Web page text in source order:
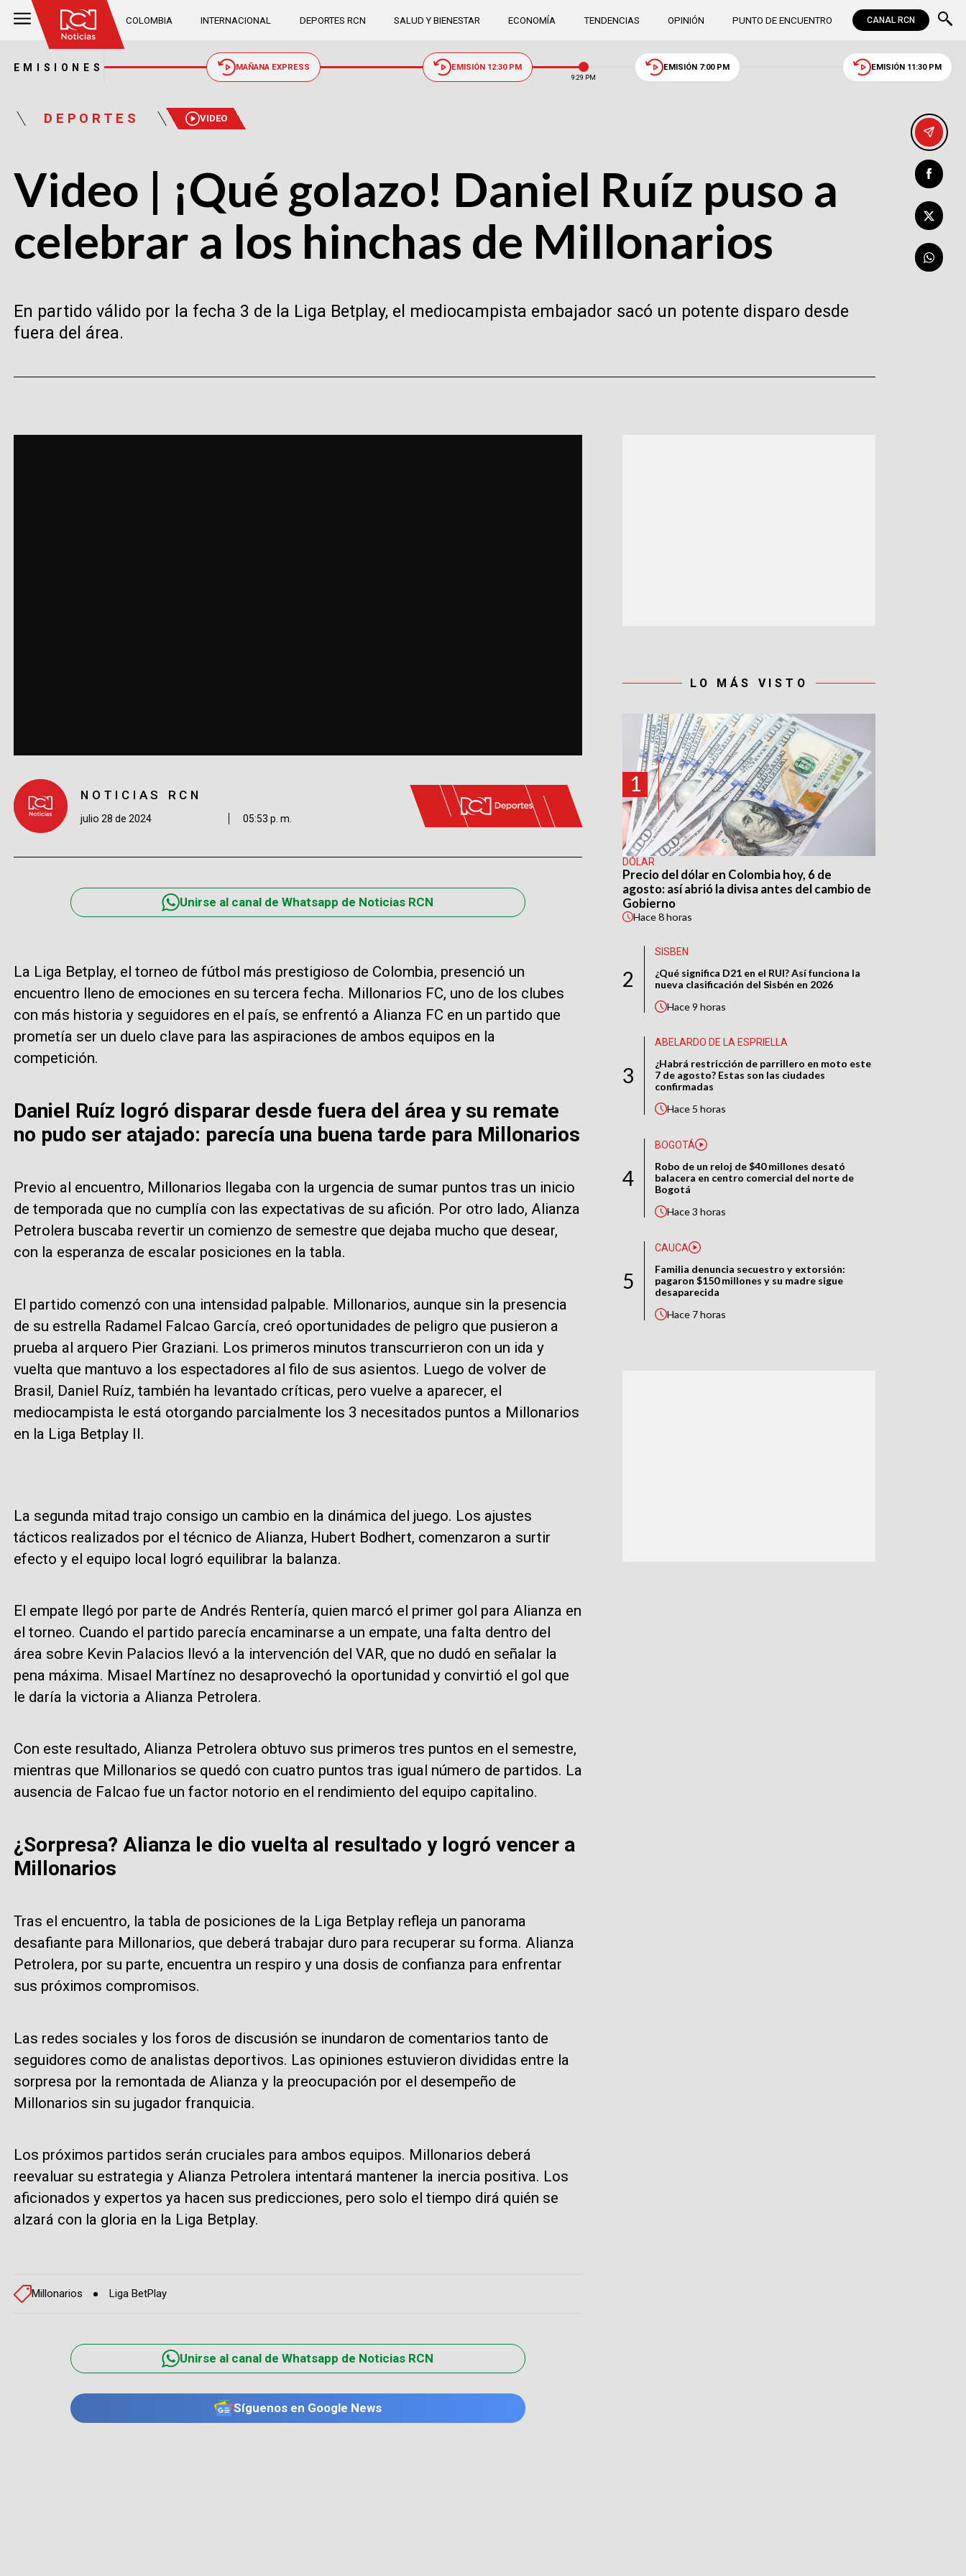
COLOMBIA INTERNACIONAL DEPORTES RCN SALUD Y BIENESTAR ECONOMÍA TENDENCIAS OPINIÓN PUNTO DE ENCUENTRO CANAL RCN
EMISIONES MAÑANA EXPRESS EMISIÓN 12:30 PM
9:29 PM
EMISIÓN 7:00 PM EMISIÓN 11:30 PM
DEPORTES VIDEO
Video | ¡Qué golazo! Daniel Ruíz puso a
celebrar a los hinchas de Millonarios
En partido válido por la fecha 3 de la Liga Betplay, el mediocampista embajador sacó un potente disparo desde
fuera del área.
NOTICIAS RCN
julio 28 de 2024 05:53 p. m.
Unirse al canal de Whatsapp de Noticias RCN
La Liga Betplay, el torneo de fútbol más prestigioso de Colombia, presenció un
encuentro lleno de emociones en su tercera fecha. Millonarios FC, uno de los clubes
con más historia y seguidores en el país, se enfrentó a Alianza FC en un partido que
prometía ser un duelo clave para las aspiraciones de ambos equipos en la
competición.
Daniel Ruíz logró disparar desde fuera del área y su remate
no pudo ser atajado: parecía una buena tarde para Millonarios
Previo al encuentro, Millonarios llegaba con la urgencia de sumar puntos tras un inicio
de temporada que no cumplía con las expectativas de su afición. Por otro lado, Alianza
Petrolera buscaba revertir un comienzo de semestre que dejaba mucho que desear,
con la esperanza de escalar posiciones en la tabla.
El partido comenzó con una intensidad palpable. Millonarios, aunque sin la presencia
de su estrella Radamel Falcao García, creó oportunidades de peligro que pusieron a
prueba al arquero Pier Graziani. Los primeros minutos transcurrieron con un ida y
vuelta que mantuvo a los espectadores al filo de sus asientos. Luego de volver de
Brasil, Daniel Ruíz, también ha levantado críticas, pero vuelve a aparecer, el
mediocampista le está otorgando parcialmente los 3 necesitados puntos a Millonarios
en la Liga Betplay II.
La segunda mitad trajo consigo un cambio en la dinámica del juego. Los ajustes
tácticos realizados por el técnico de Alianza, Hubert Bodhert, comenzaron a surtir
efecto y el equipo local logró equilibrar la balanza.
El empate llegó por parte de Andrés Rentería, quien marcó el primer gol para Alianza en
el torneo. Cuando el partido parecía encaminarse a un empate, una falta dentro del
área sobre Kevin Palacios llevó a la intervención del VAR, que no dudó en señalar la
pena máxima. Misael Martínez no desaprovechó la oportunidad y convirtió el gol que
le daría la victoria a Alianza Petrolera.
Con este resultado, Alianza Petrolera obtuvo sus primeros tres puntos en el semestre,
mientras que Millonarios se quedó con cuatro puntos tras igual número de partidos. La
ausencia de Falcao fue un factor notorio en el rendimiento del equipo capitalino.
¿Sorpresa? Alianza le dio vuelta al resultado y logró vencer a
Millonarios
Tras el encuentro, la tabla de posiciones de la Liga Betplay refleja un panorama
desafiante para Millonarios, que deberá trabajar duro para recuperar su forma. Alianza
Petrolera, por su parte, encuentra un respiro y una dosis de confianza para enfrentar
sus próximos compromisos.
Las redes sociales y los foros de discusión se inundaron de comentarios tanto de
seguidores como de analistas deportivos. Las opiniones estuvieron divididas entre la
sorpresa por la remontada de Alianza y la preocupación por el desempeño de
Millonarios sin su jugador franquicia.
Los próximos partidos serán cruciales para ambos equipos. Millonarios deberá
reevaluar su estrategia y Alianza Petrolera intentará mantener la inercia positiva. Los
aficionados y expertos ya hacen sus predicciones, pero solo el tiempo dirá quién se
alzará con la gloria en la Liga Betplay.
Millonarios Liga BetPlay
Unirse al canal de Whatsapp de Noticias RCN
Síguenos en Google News
LO MÁS VISTO
1
DÓLAR
Precio del dólar en Colombia hoy, 6 de
agosto: así abrió la divisa antes del cambio de
Gobierno
Hace8 horas
2
SISBEN
¿Qué significa D21 en el RUI? Así funciona la
nueva clasificación del Sisbén en 2026
Hace9 horas
3
ABELARDO DE LA ESPRIELLA
¿Habrá restricción de parrillero en moto este
7 de agosto? Estas son las ciudades
confirmadas
Hace 5 horas
4
BOGOTÁ
Robo de un reloj de $40 millones desató
balacera en centro comercial del norte de
Bogotá
Hace3 horas
5
CAUCA
Familia denuncia secuestro y extorsión:
pagaron $150 millones y su madre sigue
desaparecida
Hace 7 horas